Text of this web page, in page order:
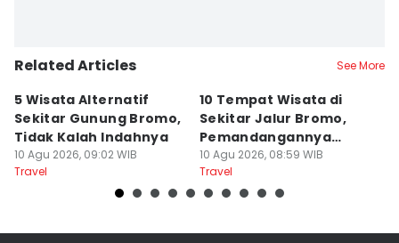
Related Articles See More
5 Wisata Alternatif
Sekitar Gunung Bromo,
Tidak Kalah Indahnya
10 Agu 2026, 09:02 WIB
Travel
10 Tempat Wisata di
Sekitar Jalur Bromo,
Pemandangannya
Cakep!
10 Agu 2026, 08:59 WIB
Travel